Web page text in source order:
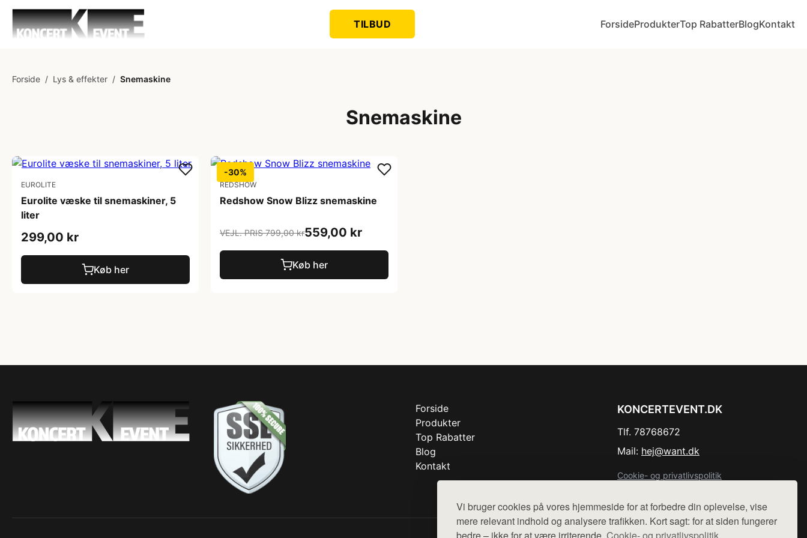
Vi bruger cookies på vores hjemmeside for at forbedre din oplevelse, vise
mere relevant indhold og analysere trafikken. Kort sagt: for at siden fungerer
TILBUD ForsideProdukterTop RabatterBlogKontakt
Forside / Lys & effekter / Snemaskine
Snemaskine
EUROLITE
Eurolite væske til snemaskiner, 5
liter
299,00 kr
Køb her
-30%
REDSHOW
Redshow Snow Blizz snemaskine
VEJL. PRIS 799,00 kr559,00 kr
Køb her
Forside
Produkter
Top Rabatter
Blog
Kontakt
KONCERTEVENT.DK
Tlf. 78768672
Mail: hej@want.dk
Cookie- og privatlivspolitik